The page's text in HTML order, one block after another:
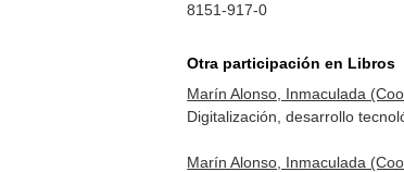
8151-917-0
Otra participación en Libros
Marín Alonso, Inmaculada
Digitalización, desarrollo
Marín Alonso, Inmaculada